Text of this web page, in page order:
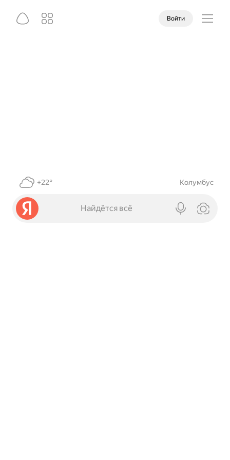
Войти
+22° Колумбус
Найдётся всё